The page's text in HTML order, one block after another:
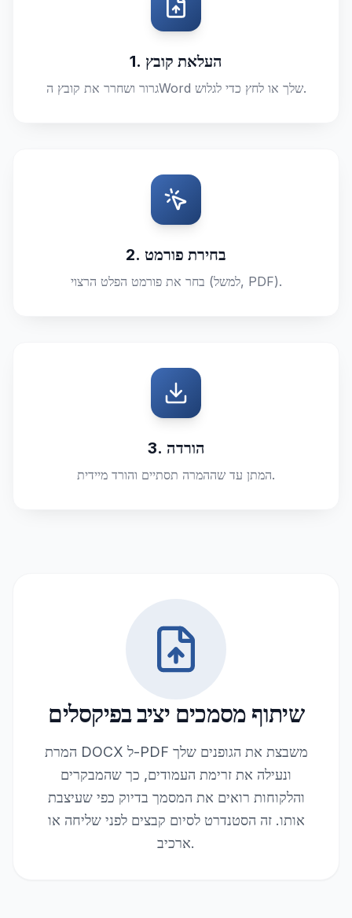
1. העלאת קובץ
גרור ושחרר את קובץ הWord שלך או לחץ כדי לגלוש.
2. בחירת פורמט
בחר את פורמט הפלט הרצוי (למשל, PDF).
3. הורדה
המתן עד שההמרה תסתיים והורד מיידית.
שיתוף מסמכים יציב בפיקסלים
המרת DOCX ל-PDF משבצת את הגופנים שלך
ונעילה את זרימת העמודים, כך שהמבקרים
והלקוחות רואים את המסמך בדיוק כפי שעיצבת
אותו. זה הסטנדרט לסיום קבצים לפני שליחה או
ארכיב.